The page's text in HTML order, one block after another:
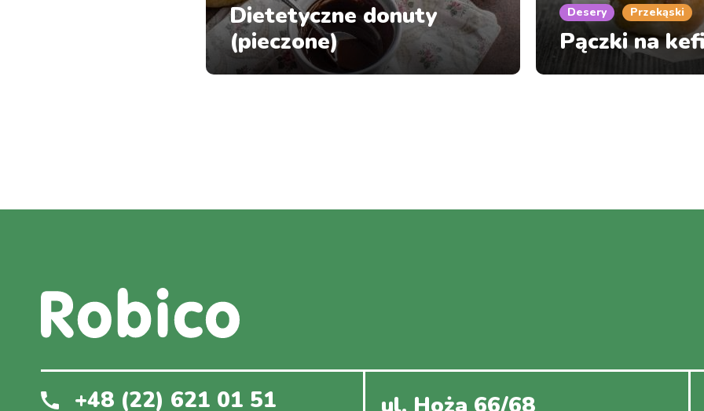
Dietetyczne donuty
(pieczone)
Desery Przekąski
Pączki na
+48 (22) 621 01 51